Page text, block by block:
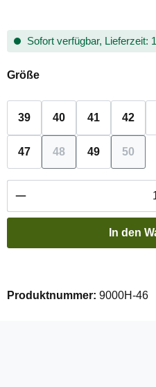
Sofort verfügbar, Lieferzeit:
Größeauswählen
39 40 41 42
47 48 49 50
Produkt Anzahl: Gib
In den
Produktnummer: 9000H-46